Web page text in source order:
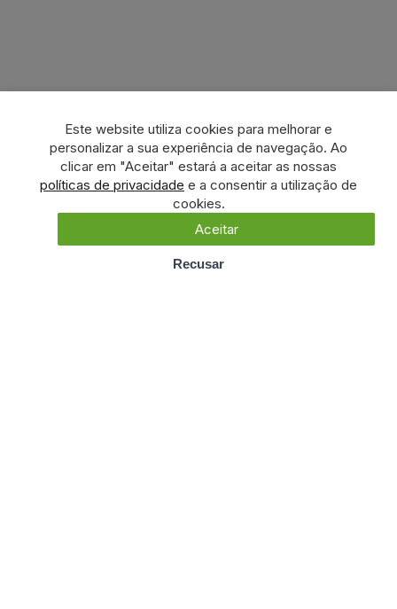
Este website utiliza cookies para melhorar e
personalizar a sua experiência de navegação. Ao
clicar em "Aceitar" estará a aceitar as nossas
políticas de privacidade e a consentir a utilização de
cookies.
Aceitar
Recusar